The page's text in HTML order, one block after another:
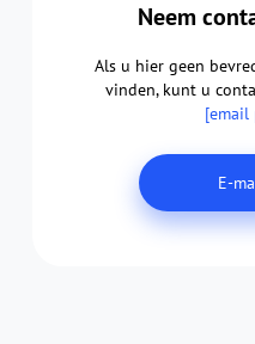
Neem
Als u hier geen
vinden, kunt u
[email
E-